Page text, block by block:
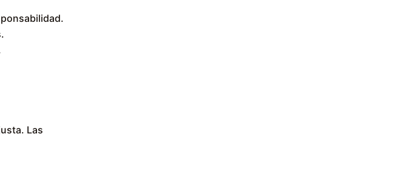
Las